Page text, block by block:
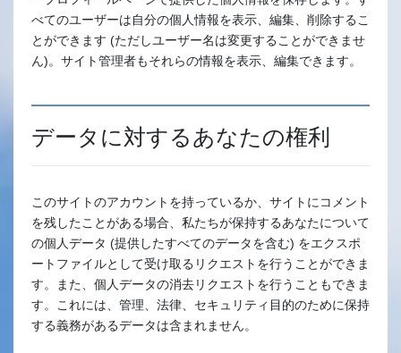
べてのユーザーは自分の個人情報を表示、編集、削除するこ
とができます (ただしユーザー名は変更することができませ
ん)。サイト管理者もそれらの情報を表示、編集できます。
データに対するあなたの権利
このサイトのアカウントを持っているか、サイトにコメント
を残したことがある場合、私たちが保持するあなたについて
の個人データ (提供したすべてのデータを含む) をエクスポ
ートファイルとして受け取るリクエストを行うことができま
す。また、個人データの消去リクエストを行うこともできま
す。これには、管理、法律、セキュリティ目的のために保持
する義務があるデータは含まれません。